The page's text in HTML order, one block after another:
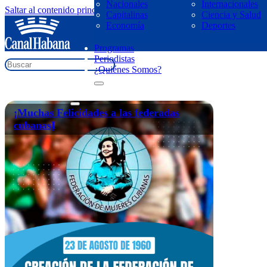
Saltar al contenido principal Saltar al pie de página
Nacionales Internacionales
Capitalinas
Ciencia y Salud
Economía
Deportes
Programas
Periodistas
¿Quiénes Somos?
regresar
Muchas Felicidades
¡Muchas Felicidades a las federadas
cubanasỊ